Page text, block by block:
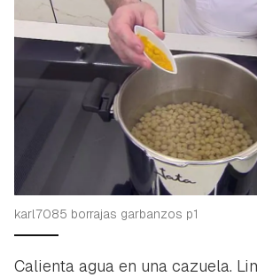
INICIAR SESIÓN
karl7085 borrajas garbanzos p1
Calienta agua en una cazuela.
ACEPTAR